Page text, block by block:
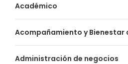
Académico
Acompañamiento y Bienestar
Administración de negocios